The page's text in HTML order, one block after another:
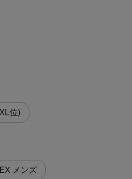
位)
メンズ